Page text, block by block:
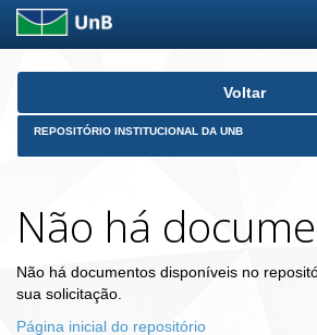
Skip
Voltar
REPOSITÓRIO INSTITUCIONAL DA UNB
Não há
Não há documentos disponíveis no
sua solicitação.
Página inicial do repositório